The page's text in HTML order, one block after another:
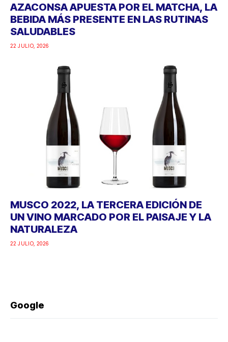
AZACONSA APUESTA POR EL MATCHA, LA
BEBIDA MÁS PRESENTE EN LAS RUTINAS
SALUDABLES
22 JULIO, 2026
MUSCO 2022, LA TERCERA EDICIÓN DE
UN VINO MARCADO POR EL PAISAJE Y LA
NATURALEZA
22 JULIO, 2026
Google